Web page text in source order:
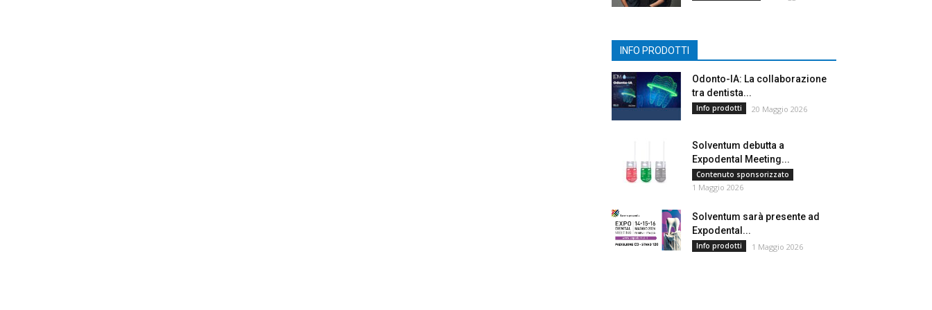
INFO PRODOTTI
Odonto-IA: La collaborazione
tra dentista...
Info prodotti 20 Maggio 2026
Solventum debutta a
Expodental Meeting...
Contenuto sponsorizzato
1 Maggio 2026
Solventum sarà presente ad
Expodental...
Info prodotti 1 Maggio 2026